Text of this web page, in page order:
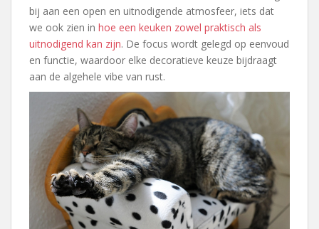
bij aan een open en uitnodigende atmosfeer, iets dat
we ook zien in hoe een keuken zowel praktisch als
uitnodigend kan zijn. De focus wordt gelegd op eenvoud
en functie, waardoor elke decoratieve keuze bijdraagt
aan de algehele vibe van rust.